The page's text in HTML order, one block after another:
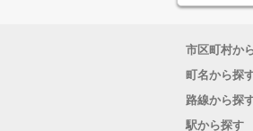
市区町村か
町名から探
路線から探
駅から探す